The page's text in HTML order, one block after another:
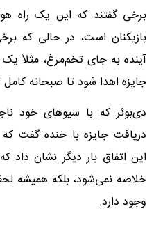
برخی گفتند که این یک راه
بازیکنان است، در حالی که
آینده به جای تخم‌مرغ، مثلاً
جایزه اهدا شود تا صبحانه
دی‌بوئر که با سیوهای خود
دریافت جایزه با خنده گفت
این اتفاق بار دیگر نشان داد
خلاصه نمی‌شود، بلکه همیشه
وجود دارد.